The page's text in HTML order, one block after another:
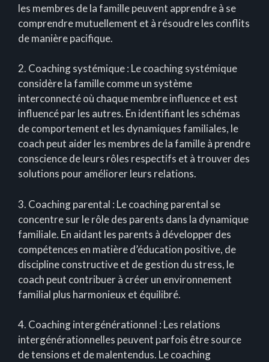
les membres de la famille peuvent apprendre à se
comprendre mutuellement et à résoudre les conflits
de manière pacifique.
2. Coaching systémique : Le coaching systémique
considère la famille comme un système
interconnecté où chaque membre influence et est
influencé par les autres. En identifiant les schémas
de comportement et les dynamiques familiales, le
coach peut aider les membres de la famille à prendre
conscience de leurs rôles respectifs et à trouver des
solutions pour améliorer leurs relations.
3. Coaching parental : Le coaching parental se
concentre sur le rôle des parents dans la dynamique
familiale. En aidant les parents à développer des
compétences en matière d’éducation positive, de
discipline constructive et de gestion du stress, le
coach peut contribuer à créer un environnement
familial plus harmonieux et équilibré.
4. Coaching intergénérationnel : Les relations
intergénérationnelles peuvent parfois être source
de tensions et de malentendus. Le coaching